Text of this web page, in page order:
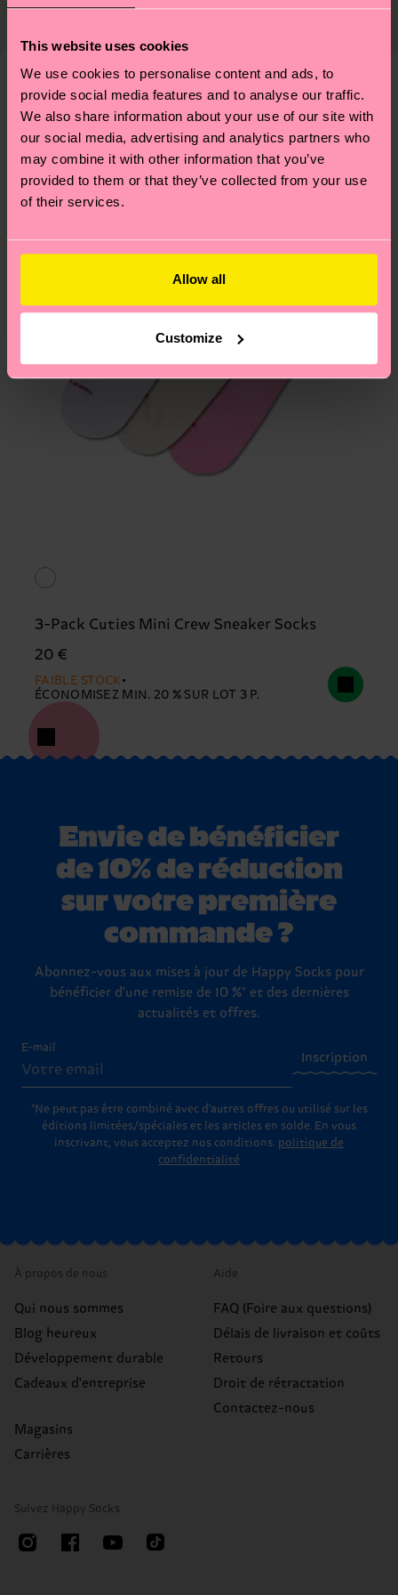
This website uses cookies
We use cookies to personalise content and ads, to
provide social media features and to analyse our traffic.
We also share information about your use of our site with
our social media, advertising and analytics partners who
may combine it with other information that you’ve
provided to them or that they’ve collected from your use
of their services.
Allow all
Customize
mettre en place une chaîne d'approvisionnement
correctement ses chaussettes, et BIEN PLUS
ENCORE ! Pour plus d'informations, ainsi que des
conseils et astuces, rendez-vous sur notre page
Développement durable.
ouvrables. Veuillez garder à l'esprit qu'il s'agit
d'une estimation et que le délai de livraison exact
dépend de vos services postaux locaux.
Vous avez des questions sur les retours ? Visitez
notre pageRetourpour trouver les réponses aux
questions les plus fréquemment posées.
Nous pensons que vous aimerezModèles similaires
3-Pack Cuties Mini Crew Sneaker Socks
20 €
FAIBLE STOCK
ÉCONOMISEZ MIN. 20 % SUR LOT 3 P.
Envie de bénéficier
de 10% de réduction
sur votre première
commande ?
Abonnez-vous aux mises à jour de Happy Socks pour
bénéficier d'une remise de 10 %* et des dernières
actualités et offres.
E-mail
Inscription
*Ne peut pas être combiné avec d'autres offres ou utilisé sur les
éditions limitées/spéciales et les articles en solde. En vous
inscrivant, vous acceptez nos conditions. politique de
confidentialité
À propos de nous
Qui nous sommes
Blog heureux
Développement durable
Cadeaux d'entreprise
Magasins
Carrières
Aide
FAQ (Foire aux questions)
Délais de livraison et coûts
Retours
Droit de rétractation
Contactez-nous
Suivez Happy Socks